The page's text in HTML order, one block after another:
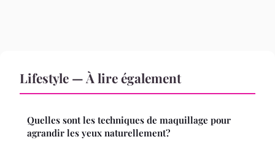
Lifestyle — À lire également
Quelles sont les techniques de maquillage pour
agrandir les yeux naturellement?